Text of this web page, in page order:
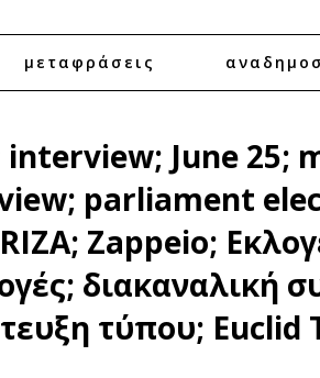
μεταφράσεις
interview; June 25;
parliament
Zappeio;
διακαναλική
τύπου; Euclid